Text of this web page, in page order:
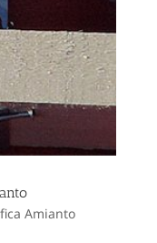
Amianto